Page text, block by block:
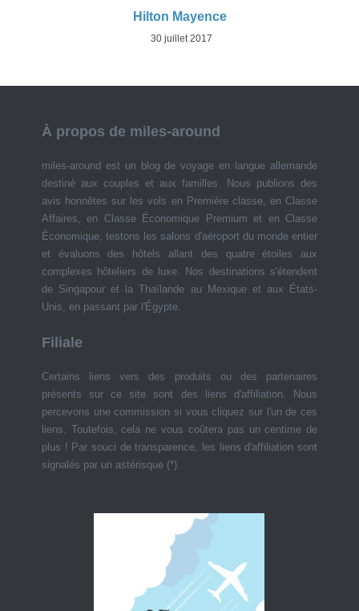
Hilton Mayence
30 juillet 2017
À propos de miles-around
miles-around est un blog de voyage en langue allemande
destiné aux couples et aux familles. Nous publions des
avis honnêtes sur les vols en Première classe, en Classe
Affaires, en Classe Économique Premium et en Classe
Économique, testons les salons d'aéroport du monde entier
et évaluons des hôtels allant des quatre étoiles aux
complexes hôteliers de luxe. Nos destinations s'étendent
de Singapour et la Thaïlande au Mexique et aux États-
Unis, en passant par l'Égypte.
Filiale
Certains liens vers des produits ou des partenaires
présents sur ce site sont des liens d'affiliation. Nous
percevons une commission si vous cliquez sur l'un de ces
liens. Toutefois, cela ne vous coûtera pas un centime de
plus ! Par souci de transparence, les liens d'affiliation sont
signalés par un astérisque (*).